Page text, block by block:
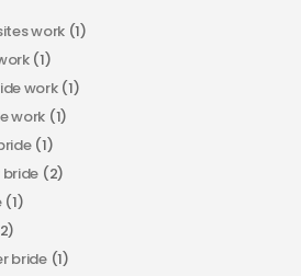
work(1)
(1)
work(1)
work (1)
(1)
(2)
(1)
bride(1)